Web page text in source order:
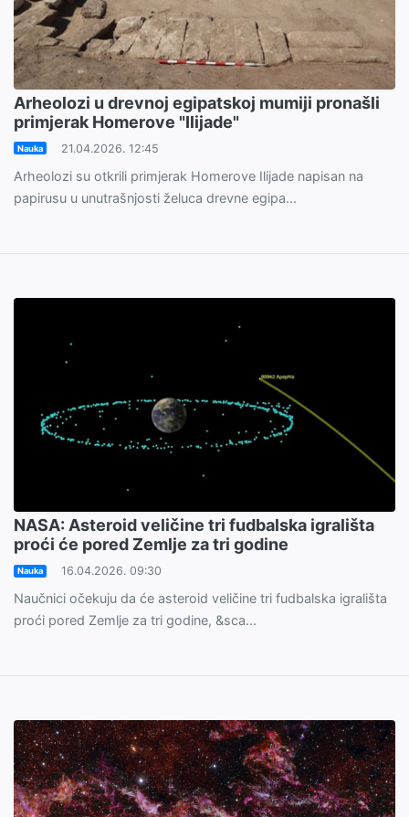
Arheolozi u drevnoj egipatskoj mumiji pronašli
primjerak Homerove "Ilijade"
Nauka 21.04.2026. 12:45
Arheolozi su otkrili primjerak Homerove Ilijade napisan na
papirusu u unutrašnjosti želuca drevne egipa...
NASA: Asteroid veličine tri fudbalska igrališta
proći će pored Zemlje za tri godine
Nauka 16.04.2026. 09:30
Naučnici očekuju da će asteroid veličine tri fudbalska igrališta
proći pored Zemlje za tri godine, &sca...